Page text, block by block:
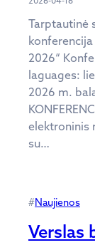
Tarptautinė
konferencija
2026“
laguages:
2026 m.
elektroninis
su…
#Naujienos
Verslas